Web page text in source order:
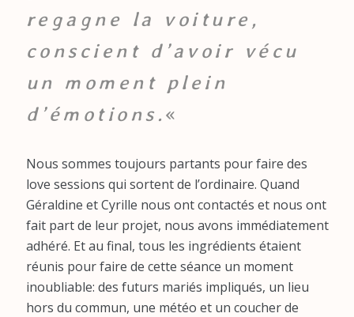
regagne la voiture,
conscient d’avoir vécu
un moment plein
d’émotions. «
Nous sommes toujours partants pour faire des
love sessions qui sortent de l’ordinaire. Quand
Géraldine et Cyrille nous ont contactés et nous ont
fait part de leur projet, nous avons immédiatement
adhéré. Et au final, tous les ingrédients étaient
réunis pour faire de cette séance un moment
inoubliable: des futurs mariés impliqués, un lieu
hors du commun, une météo et un coucher de